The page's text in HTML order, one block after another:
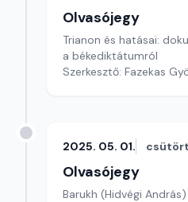
Olvasójegy
Trianon és hatásai:
a békediktátumról
Szerkesztő: Fazekas
2025. 05. 01.
Olvasójegy
Barukh (Hidvégi